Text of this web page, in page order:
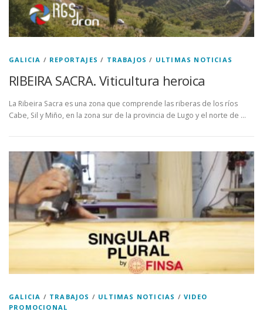
GALICIA / REPORTAJES / TRABAJOS / ULTIMAS NOTICIAS
RIBEIRA SACRA. Viticultura heroica
La Ribeira Sacra es una zona que comprende las riberas de los ríos
Cabe, Sil y Miño, en la zona sur de la provincia de Lugo y el norte de …
GALICIA / TRABAJOS / ULTIMAS NOTICIAS /VIDEO
PROMOCIONAL